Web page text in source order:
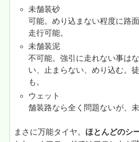
未舗装砂
可能。めり込まない程度に路
走行可能。
未舗装泥
不可能。強引に走れない事は
い、止まらない、めり込む。
も。
ウェット
舗装路なら全く問題ないが、
まさに万能タイヤ。 ほとんどのシ